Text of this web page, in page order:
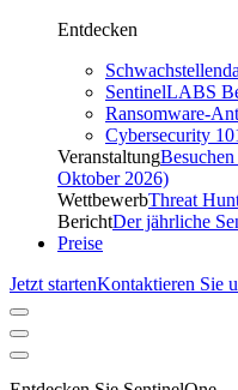
Entdecken
SentinelLABS
Ransomware-
Cybersecurity
Veranstaltung
Oktober 2026)
WettbewerbThreat
BerichtDer jährliche
Preise
Jetzt startenKontaktieren Sie